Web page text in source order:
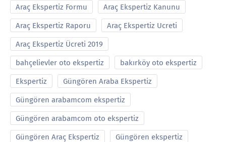
Araç Ekspertiz Formu Araç Ekspertiz Kanunu
Araç Ekspertiz Raporu Araç Ekspertiz Ucreti
Araç Ekspertiz Ücreti 2019
bahçelievler oto ekspertiz bakırköy oto ekspertiz
Ekspertiz Güngören Araba Ekspertiz
Güngören arabamcom ekspertiz
Güngören arabamcom oto ekspertiz
Güngören Araç Ekspertiz Güngören ekspertiz